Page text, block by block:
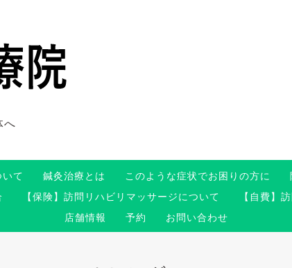
へ
て 鍼灸治療とは このような症状でお困りの方に
【保険】訪問リハビリマッサージについて 【自費】
店舗情報
予約 お問い合わせ